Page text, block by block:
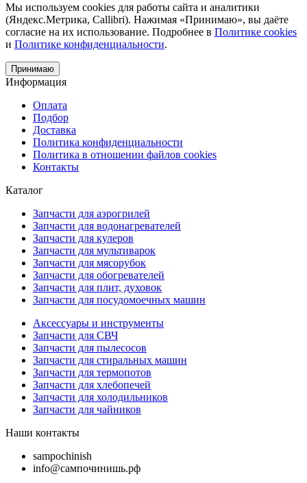
Мы используем cookies для работы сайта и аналитики
(Яндекс.Метрика, Callibri). Нажимая «Принимаю», вы даёте
согласие на их использование. Подробнее в Политике cookies
и Политике конфиденциальности.
Принимаю
Информация
Оплата
Подбор
Доставка
Политика конфиденциальности
Политика в отношении файлов cookies
Контакты
Каталог
Запчасти для аэрогрилей
Запчасти для водонагревателей
Запчасти для кулеров
Запчасти для мультиварок
Запчасти для мясорубок
Запчасти для обогревателей
Запчасти для плит, духовок
Запчасти для посудомоечных машин
Аксессуары и инструменты
Запчасти для СВЧ
Запчасти для пылесосов
Запчасти для стиральных машин
Запчасти для термопотов
Запчасти для хлебопечей
Запчасти для холодильников
Запчасти для чайников
Наши контакты
sampochinish
info@сампочинишь.рф